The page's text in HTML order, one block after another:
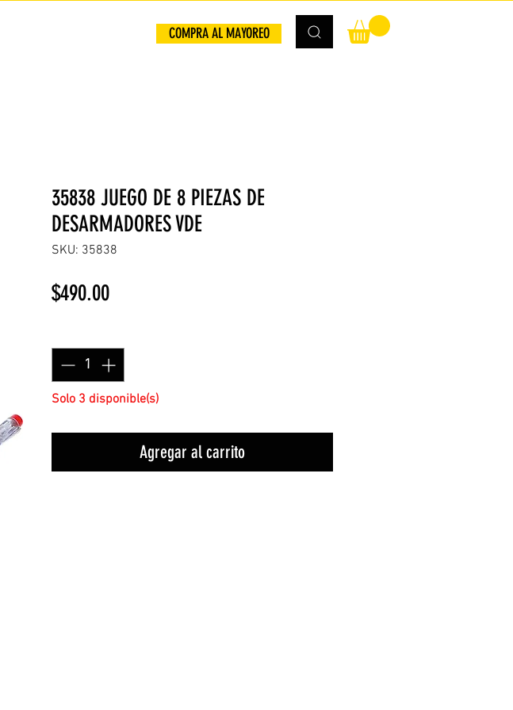
COMPRA AL MAYOREO
35838 JUEGO DE 8 PIEZAS DE
DESARMADORES VDE
SKU: 35838
$490.00Precio
Solo 3 disponible(s)
Agregar al carrito